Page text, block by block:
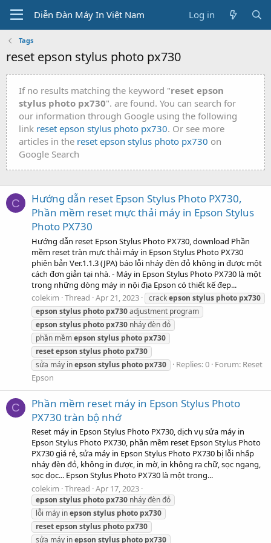
Diễn Đàn Máy In Việt Nam Log in
Tags
reset epson stylus photo px730
If no results matching the keyword "reset epson
stylus photo px730". are found. You can search for
our information through Google using the following
link reset epson stylus photo px730. Or see more
articles in the reset epson stylus photo px730 on
Google Search
C
Hướng dẫn reset Epson Stylus Photo PX730,
Phần mềm reset mực thải máy in Epson Stylus
Photo PX730
Hướng dẫn reset Epson Stylus Photo PX730, download Phần
mềm reset tràn mực thải máy in Epson Stylus Photo PX730
phiên bản Ver.1.1.3 (JPA) báo lỗi nháy đèn đỏ không in được một
cách đơn giản tại nhà. - Máy in Epson Stylus Photo PX730 là một
trong những dòng máy in nội địa Epson có thiết kế đẹp...
colekim Thread Apr 21, 2023 crackepson stylus photo px730
epson stylus photo px730adjustment program
epson stylus photo px730 nháy đèn đỏ
phần mềmepson stylus photo px730
resetepson stylus photo px730
sửa máy inepson stylus photo px730 Replies: 0 Forum: Reset
Epson
C
Phần mềm reset máy in Epson Stylus Photo
PX730 tràn bộ nhớ
Reset máy in Epson Stylus Photo PX730, dịch vụ sửa máy in
Epson Stylus Photo PX730, phần mềm reset Epson Stylus Photo
PX730 giá rẻ, sửa máy in Epson Stylus Photo PX730 bị lỗi nhấp
nháy đèn đỏ, không in được, in mờ, in không ra chữ, sọc ngang,
sọc dọc... Epson Stylus Photo PX730 là một trong...
colekim Thread Apr 17, 2023
epson stylus photo px730 nháy đèn đỏ
lỗi máy inepson stylus photo px730
resetepson stylus photo px730
sửa máy inepson stylus photo px730